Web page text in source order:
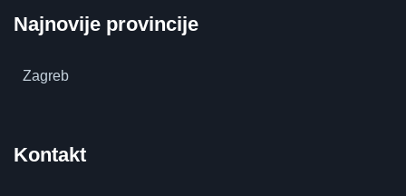
Najnovije provincije
Zagreb
Kontakt